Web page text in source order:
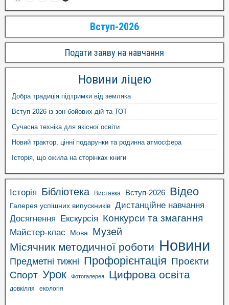
Вступ-2026
Подати заяву на навчання
Новини ліцею
Добра традиція підтримки від земляка
Вступ-2026 із зон бойових дій та ТОТ
Сучасна техніка для якісної освіти
Новий трактор, цінні подарунки та родинна атмосфера
Історія, що ожила на сторінках книги
Історія Бібліотека Виставка Вступ-2026 Відео
Галерея успішних випускників Дистанційне навчання
Досягнення Екскурсія Конкурси та змагання
Майстер-клас Мова Музей
Місячник методичної роботи Новини
Предметні тижні Профорієнтація Проєкти
Спорт Урок Фотогалерея Цифрова освіта
довкілля екологія